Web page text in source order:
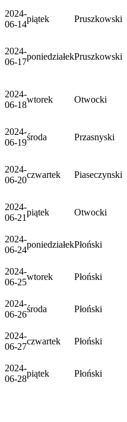
2024-
06-14
piątek Pruszkowski
2024-
06-17
poniedziałekPruszkowski
2024-
06-18
wtorek Otwocki
2024-
06-19
środa Przasnyski
2024-
06-20
czwartek Piaseczynski
2024-
06-21
piątek Otwocki
2024-
06-24
poniedziałekPłoński
2024-
06-25
wtorek Płoński
2024-
06-26
środa Płoński
2024-
06-27
czwartek Płoński
2024-
06-28
piątek Płoński